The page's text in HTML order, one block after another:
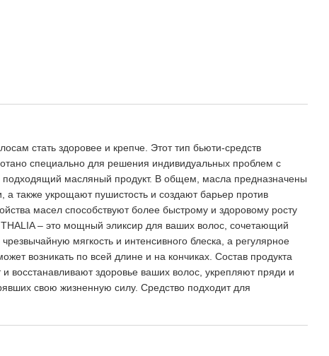
стать здоровее и крепче. Этот тип бьюти-средств
специально для решения индивидуальных проблем с
масляный продукт. В общем, масла предназначены
также укрощают пушистость и создают барьер против
масел способствуют более быстрому и здоровому росту
– это мощный эликсир для ваших волос, сочетающий
мягкость и интенсивного блеска, а регулярное
возникать по всей длине и на кончиках. Состав продукта
здоровье ваших волос, укрепляют пряди и
свою жизненную силу. Средство подходит для